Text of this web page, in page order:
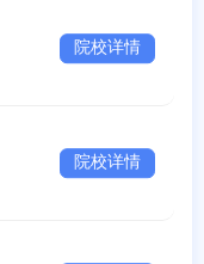
院校详情
院校详情